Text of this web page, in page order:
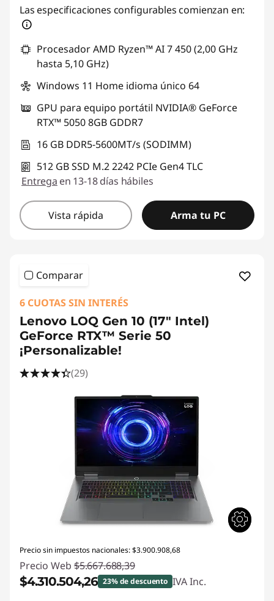
Descuento prod (inc IVA) :-$1.556.235,59
Las especificaciones configurables comienzan en:
Procesador AMD Ryzen™ AI 7 450 (2,00 GHz
hasta 5,10 GHz)
Windows 11 Home idioma único 64
GPU para equipo portátil NVIDIA® GeForce
RTX™ 5050 8GB GDDR7
16 GB DDR5-5600MT/s (SODIMM)
512 GB SSD M.2 2242 PCIe Gen4 TLC
Entrega en 13-18 días hábiles
Vista rápida Arma tu PC
Comparar
6 CUOTAS SIN INTERÉS
Lenovo LOQ Gen 10 (17" Intel)
GeForce RTX™ Serie 50
¡Personalizable!
(29)
Precio sin impuestos nacionales: $3.900.908,68
Precio Web $5.667.688,39
$4.310.504,26 23% de descuento IVA Inc.